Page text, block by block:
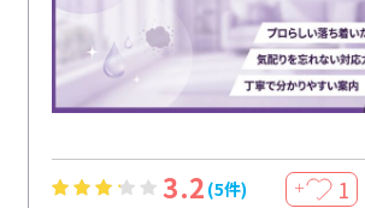
3.2 (5件) ＋ 1